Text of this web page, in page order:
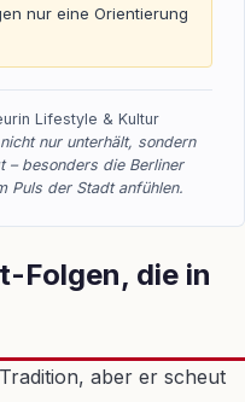
nur eine Orientierung
Lifestyle & Kultur
nur unterhält, sondern
– besonders die Berliner
Puls der Stadt anfühlen.
Folgen, die in
aber er scheut